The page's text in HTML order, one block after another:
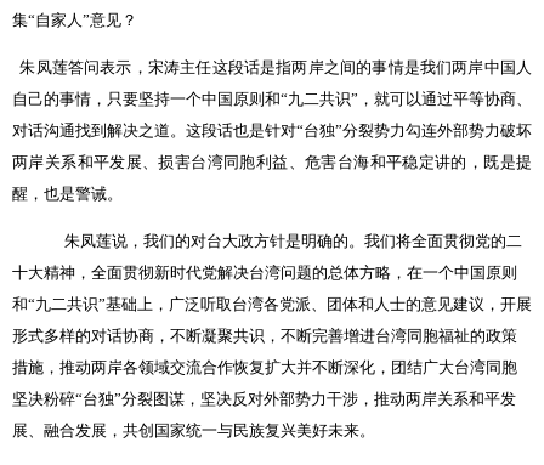
集“自家人”意见？
朱凤莲答问表示，宋涛主任这段话是指两岸之间的事情是我们两岸中国人
自己的事情，只要坚持一个中国原则和“九二共识”，就可以通过平等协商、
对话沟通找到解决之道。这段话也是针对“台独”分裂势力勾连外部势力破坏
两岸关系和平发展、损害台湾同胞利益、危害台海和平稳定讲的，既是提
醒，也是警诫。
朱凤莲说，我们的对台大政方针是明确的。我们将全面贯彻党的二
十大精神，全面贯彻新时代党解决台湾问题的总体方略，在一个中国原则
和“九二共识”基础上，广泛听取台湾各党派、团体和人士的意见建议，开展
形式多样的对话协商，不断凝聚共识，不断完善增进台湾同胞福祉的政策
措施，推动两岸各领域交流合作恢复扩大并不断深化，团结广大台湾同胞
坚决粉碎“台独”分裂图谋，坚决反对外部势力干涉，推动两岸关系和平发
展、融合发展，共创国家统一与民族复兴美好未来。